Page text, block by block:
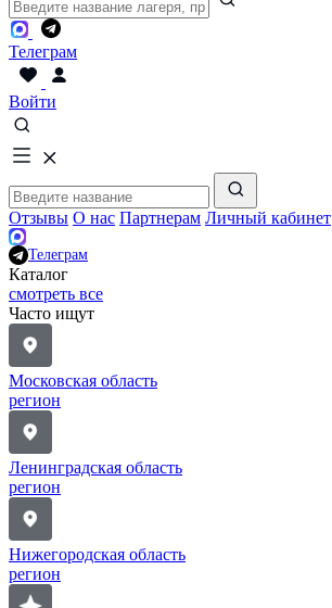
Телеграм
Войти
Отзывы О нас Партнерам Личный кабинет
Телеграм
Каталог
смотреть все
Часто ищут
Московская область
регион
Ленинградская область
регион
Нижегородская область
регион